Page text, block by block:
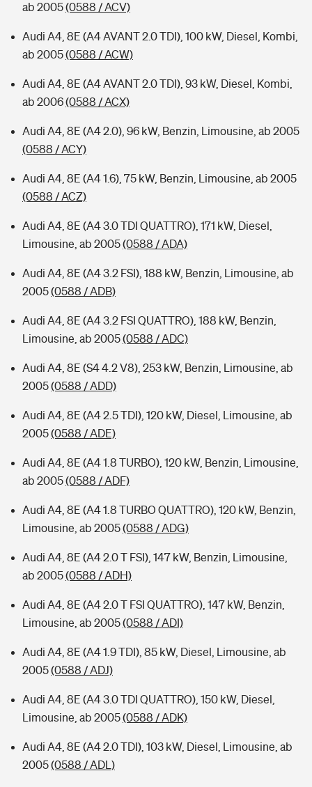
ab 2005(0588 / ACV)
Audi A4, 8E (A4 AVANT 2.0 TDI), 100 kW, Diesel, Kombi,
ab 2005(0588 / ACW)
Audi A4, 8E (A4 AVANT 2.0 TDI), 93 kW, Diesel, Kombi,
ab 2006(0588 / ACX)
Audi A4, 8E (A4 2.0), 96 kW, Benzin, Limousine, ab 2005
(0588 / ACY)
Audi A4, 8E (A4 1.6), 75 kW, Benzin, Limousine, ab 2005
(0588 / ACZ)
Audi A4, 8E (A4 3.0 TDI QUATTRO), 171 kW, Diesel,
Limousine, ab 2005(0588 / ADA)
Audi A4, 8E (A4 3.2 FSI), 188 kW, Benzin, Limousine, ab
2005(0588 / ADB)
Audi A4, 8E (A4 3.2 FSI QUATTRO), 188 kW, Benzin,
Limousine, ab 2005(0588 / ADC)
Audi A4, 8E (S4 4.2 V8), 253 kW, Benzin, Limousine, ab
2005(0588 / ADD)
Audi A4, 8E (A4 2.5 TDI), 120 kW, Diesel, Limousine, ab
2005(0588 / ADE)
Audi A4, 8E (A4 1.8 TURBO), 120 kW, Benzin, Limousine,
ab 2005(0588 / ADF)
Audi A4, 8E (A4 1.8 TURBO QUATTRO), 120 kW, Benzin,
Limousine, ab 2005(0588 / ADG)
Audi A4, 8E (A4 2.0 T FSI), 147 kW, Benzin, Limousine,
ab 2005(0588 / ADH)
Audi A4, 8E (A4 2.0 T FSI QUATTRO), 147 kW, Benzin,
Limousine, ab 2005(0588 / ADI)
Audi A4, 8E (A4 1.9 TDI), 85 kW, Diesel, Limousine, ab
2005(0588 / ADJ)
Audi A4, 8E (A4 3.0 TDI QUATTRO), 150 kW, Diesel,
Limousine, ab 2005(0588 / ADK)
Audi A4, 8E (A4 2.0 TDI), 103 kW, Diesel, Limousine, ab
2005(0588 / ADL)